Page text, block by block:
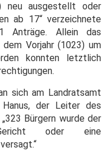
neu ausgestellt oder
ab 17“ verzeichnete
Anträge. Allein das
Vorjahr (1023) um
konnten letztlich
sich am Landratsamt
der Leiter des
Bürgern wurde der
oder eine